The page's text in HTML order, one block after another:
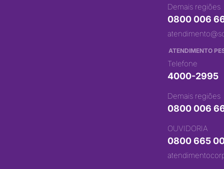
Demais regiões
0800 006
ATENDIMENTO
Telefone
4000-2995
Demais regiões
0800 006
OUVIDORIA
0800 665